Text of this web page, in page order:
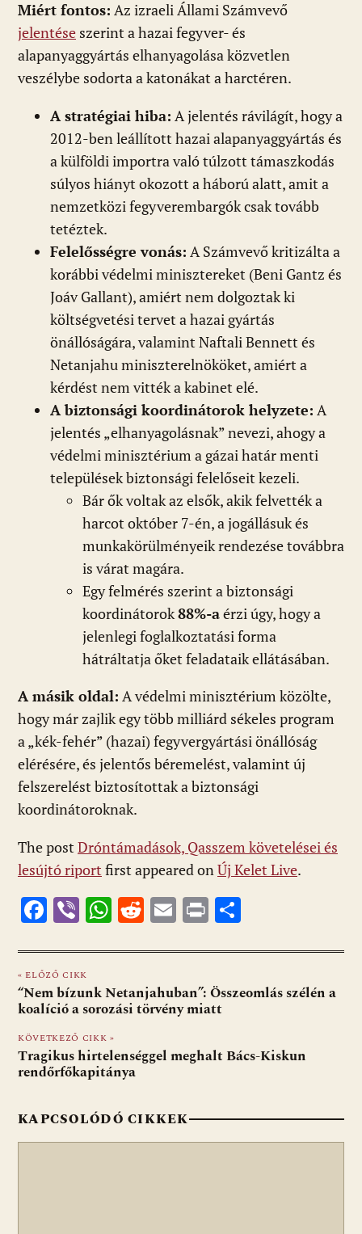
Miért fontos: Az izraeli Állami Számvevő
jelentése szerint a hazai fegyver- és
alapanyaggyártás elhanyagolása közvetlen
veszélybe sodorta a katonákat a harctéren.
A stratégiai hiba: A jelentés rávilágít, hogy a
2012-ben leállított hazai alapanyaggyártás és
a külföldi importra való túlzott támaszkodás
súlyos hiányt okozott a háború alatt, amit a
nemzetközi fegyverembargók csak tovább
tetéztek.
Felelősségre vonás: A Számvevő kritizálta a
korábbi védelmi minisztereket (Beni Gantz és
Joáv Gallant), amiért nem dolgoztak ki
költségvetési tervet a hazai gyártás
önállóságára, valamint Naftali Bennett és
Netanjahu miniszterelnököket, amiért a
kérdést nem vitték a kabinet elé.
A biztonsági koordinátorok helyzete: A
jelentés „elhanyagolásnak” nevezi, ahogy a
védelmi minisztérium a gázai határ menti
települések biztonsági felelőseit kezeli.
Bár ők voltak az elsők, akik felvették a
harcot október 7-én, a jogállásuk és
munkakörülményeik rendezése továbbra
is várat magára.
Egy felmérés szerint a biztonsági
koordinátorok88%-aérzi úgy, hogy a
jelenlegi foglalkoztatási forma
hátráltatja őket feladataik ellátásában.
A másik oldal: A védelmi minisztérium közölte,
hogy már zajlik egy több milliárd sékeles program
a „kék-fehér” (hazai) fegyvergyártási önállóság
elérésére, és jelentős béremelést, valamint új
felszerelést biztosítottak a biztonsági
koordinátoroknak.
The post Dróntámadások, Qasszem követelései és
lesújtó riport first appeared onÚj Kelet Live.
F
e
b
o
o
k
Vi
er
W
at
s
A
p
p
R
d
di
t
E
ai
l
Pr
t za
m
« ELŐZŐ CIKK
“Nem bízunk Netanjahuban”: Összeomlás szélén a
koalíció a sorozási törvény miatt
KÖVETKEZŐ CIKK »
Tragikus hirtelenséggel meghalt Bács-Kiskun
rendőrfőkapitánya
KAPCSOLÓDÓ CIKKEK